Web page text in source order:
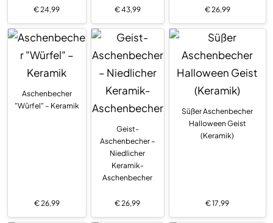
€24,99 €43,99 €26,99
Aschenbecher
"Würfel" – Keramik
€26,99
Geist-
Aschenbecher –
Niedlicher
Keramik-
Aschenbecher
€26,99
Süßer Aschenbecher
Halloween Geist
(Keramik)
€17,99